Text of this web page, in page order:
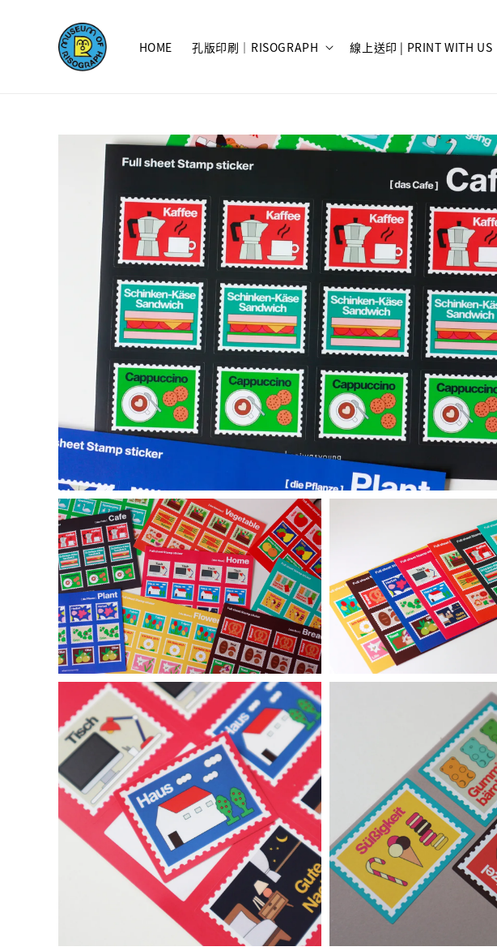
HOME 孔版印刷｜RISOGRAPH 線上送印 | PRINT WITH US